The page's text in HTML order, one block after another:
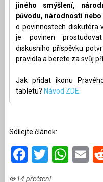
jiného smýšlení,
původu, národnosti
o povinnostech diskutéra
je povinen
diskusního příspěvku
pravidla a berete za svůj
Jak přidat ikonu
tabletu? Návod ZDE.
Sdílejte článek:
Facebook
Twitter
14 přečtení